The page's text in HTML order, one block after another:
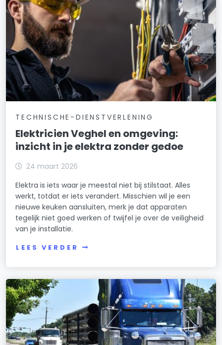
TECHNISCHE-DIENSTVERLENING
Elektricien Veghel en omgeving:
inzicht in je elektra zonder gedoe
24 maart 2026
Elektra is iets waar je meestal niet bij stilstaat. Alles
werkt, totdat er iets verandert. Misschien wil je een
nieuwe keuken aansluiten, merk je dat apparaten
tegelijk niet goed werken of twijfel je over de veiligheid
van je installatie.
LEES VERDER